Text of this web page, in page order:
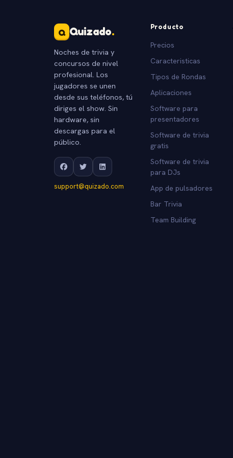
Q Quizado.
Noches de trivia y
concursos de nivel
profesional. Los
jugadores se unen
desde sus teléfonos, tú
diriges el show. Sin
hardware, sin
descargas para el
público.
support@quizado.com
Producto
Precios
Caracteristicas
Tipos de Rondas
Aplicaciones
Software para
presentadores
Software de trivia
gratis
Software de trivia
para DJs
App de pulsadores
Bar Trivia
Team Building